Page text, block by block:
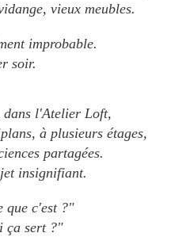
vieux meubles.
improbable.
soir.
dans l'Atelier Loft,
à plusieurs étages,
partagées.
insignifiant.
que c'est ?"
ça sert ?"